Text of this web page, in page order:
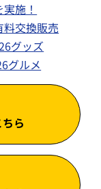
施！
交換販売
グッズ
グルメ
ら